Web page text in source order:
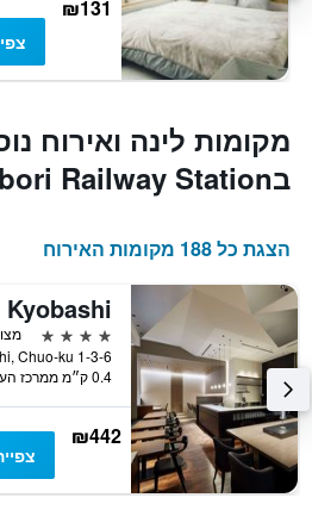
₪131
מקומות לינה ואירוח
בHatchobori Railway Station
הצגת כל 188 מקומות האירוח
4 כוכבים
מצוין
0.4 ק״מ ממרכז העיר
₪442